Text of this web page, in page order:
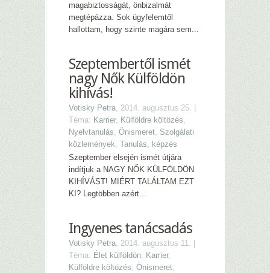
magabiztosságát, önbizalmát
megtépázza. Sok ügyfelemtől
hallottam, hogy szinte magára sem...
Szeptembertől ismét
nagy Nők Külföldön
kihívás!
Votisky Petra, 2014. augusztus 25. |
Téma: Karrier, Külföldre költözés,
Nyelvtanulás, Önismeret, Szolgálati
közlemények, Tanulás, képzés
Szeptember elsején ismét útjára
indítjuk a NAGY NŐK KÜLFÖLDÖN
KIHÍVÁST! MIÉRT TALÁLTAM EZT
KI? Legtöbben azért...
Ingyenes tanácsadás
Votisky Petra, 2014. augusztus 11. |
Téma: Élet külföldön, Karrier,
Külföldre költözés, Önismeret,